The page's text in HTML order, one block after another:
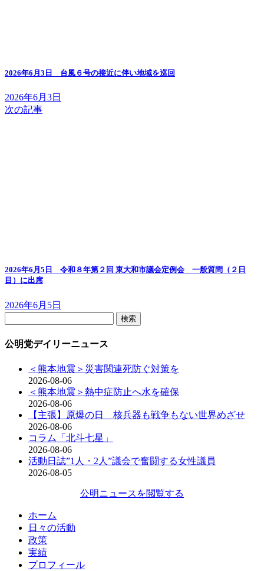
2026年6月3日 台風６号の接近に伴い地域を巡回
2026年6月3日
次の記事
2026年6月5日 令和８年第２回 東大和市議会定例会 一般質問（２日
目）に出席
2026年6月5日
公明党デイリーニュース
＜熊本地震＞災害関連死防ぐ対策を
2026-08-06
＜熊本地震＞熱中症防止へ水を確保
2026-08-06
【主張】原爆の日 核兵器も戦争もない世界めざせ
2026-08-06
コラム「北斗七星」
2026-08-06
活動日誌”1人・2人”議会で奮闘する女性議員
2026-08-05
公明ニュースを閲覧する
ホーム
日々の活動
政策
実績
プロフィール